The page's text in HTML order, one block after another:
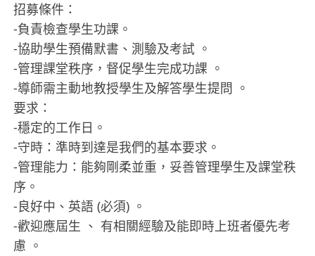
招募條件：
-負責檢查學生功課。
-協助學生預備默書、測驗及考試 。
-管理課堂秩序，督促學生完成功課 。
-導師需主動地教授學生及解答學生提問 。
要求：
-穩定的工作日。
-守時：準時到達是我們的基本要求。
-管理能力：能夠剛柔並重，妥善管理學生及課堂秩
序。
-良好中、英語 (必須) 。
-歡迎應屆生 、 有相關經驗及能即時上班者優先考
慮 。